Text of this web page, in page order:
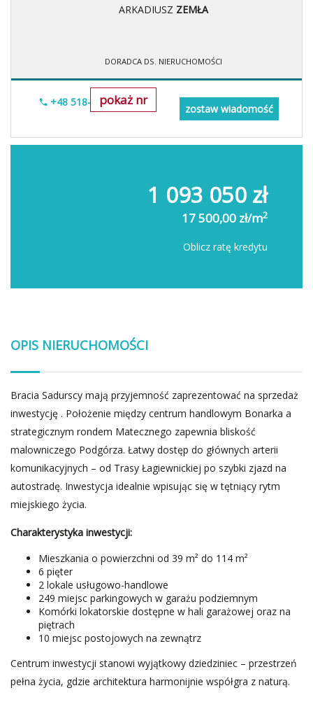
ARKADIUSZ ZEMŁA
DORADCA DS. NIERUCHOMOŚCI
pokaż nr
+48 518-706-552
zostaw wiadomość
1 093 050 zł
17 500,00 zł/m2
Oblicz ratę kredytu
OPIS NIERUCHOMOŚCI
Bracia Sadurscy mają przyjemność zaprezentować na sprzedaż
inwestycję . Położenie między centrum handlowym Bonarka a
strategicznym rondem Matecznego zapewnia bliskość
malowniczego Podgórza. Łatwy dostęp do głównych arterii
komunikacyjnych – od Trasy Łagiewnickiej po szybki zjazd na
autostradę. Inwestycja idealnie wpisując się w tętniący rytm
miejskiego życia.
Charakterystyka inwestycji:
Mieszkania o powierzchni od 39 m² do 114 m²
6 pięter
2 lokale usługowo-handlowe
249 miejsc parkingowych w garażu podziemnym
Komórki lokatorskie dostępne w hali garażowej oraz na
piętrach
10 miejsc postojowych na zewnątrz
Centrum inwestycji stanowi wyjątkowy dziedziniec – przestrzeń
pełna życia, gdzie architektura harmonijnie współgra z naturą.